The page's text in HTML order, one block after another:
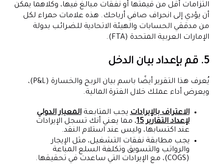
التزامات أقل من قيمتها أو نفقات مبالغ فيها، وكلاهما يمكن
أن يؤدي إلى انحراف صافي أرباحك. هذه علامات حمراء لكل
من مدققي الحسابات والهيئة الاتحادية للضرائب بدولة
الإمارات العربية المتحدة (FTA).
5. قم بإعداد بيان الدخل
يُعرف هذا التقرير أيضًا باسم بيان الربح والخسارة (P&L)،
ويعرض أداء عملك خلال الفترة المالية.
الاعتراف بالإيراداتيجب المتابعةالمعيار الدولي
لإعداد التقارير 15
، مما يعني أنك تسجل الإيرادات
عند اكتسابها، وليس عند استلام النقد.
يجب مطابقة نفقات التشغيل، مثل الإيجار
والرواتب والتسويق وتكلفة السلع المباعة
(COGS)، مع الإيرادات التي ساعدت في تحقيقها.